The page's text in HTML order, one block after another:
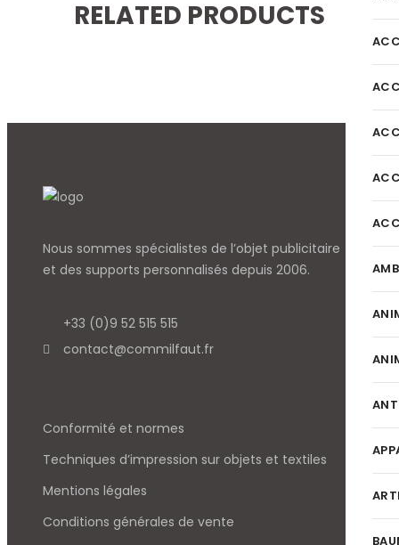
RELATED PRODUCTS
Nous sommes spécialistes de l’objet publicitaire
et des supports personnalisés depuis 2006.
+33 (0)9 52 515 515
contact@commilfaut.fr
Conformité et normes
Techniques d’impression sur objets et textiles
Mentions légales
Conditions générales de vente